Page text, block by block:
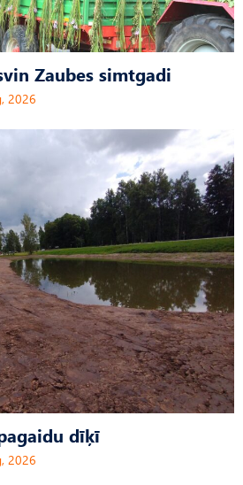
Zaubes simtgadi
2026
dīķī
2026